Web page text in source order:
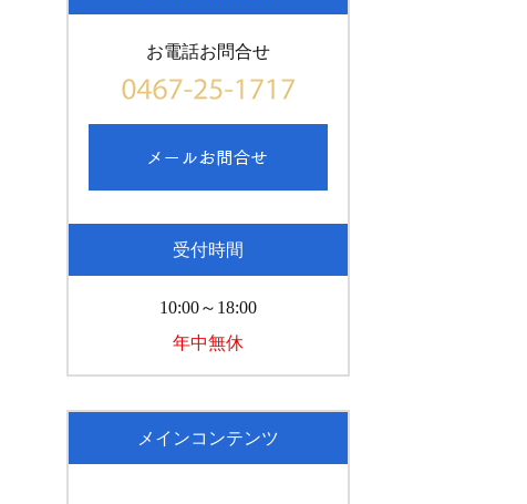
お電話お問合せ
受付時間
10:00～18:00
年中無休
メインコンテンツ